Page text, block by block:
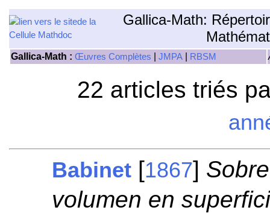
Gallica-Math:
Gallica-Math : Œuvres Complètes JMPA RBSM
22 articles triés
Babinet [1867]
volumen en